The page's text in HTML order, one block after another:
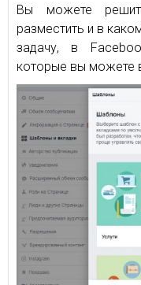
Вы можете
разместить и в
задачу, в
которые вы можете